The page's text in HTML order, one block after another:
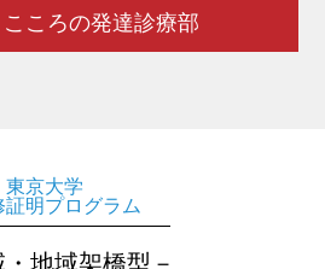
ころの発達診療部
東京大学
証明プログラム
・地域架橋型－